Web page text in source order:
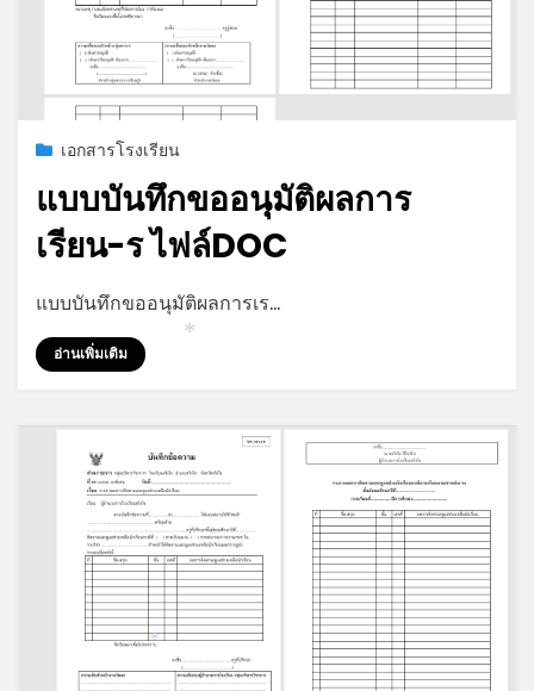
Postedกรกฎาคม 19, 2026
เอกสารโรงเรียน
แบบบันทึกขออนุมัติผลการ
เรียน-ร ไฟล์DOC
byadmin
แบบบันทึกขออนุมัติผลการเร…
อ่านเพิ่มเติม